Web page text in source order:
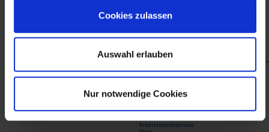
Cookies zulassen
Auswahl erlauben
Nur notwendige Cookies
finanzieller Unterstützung des Arbeitsmarktservice
Wien.